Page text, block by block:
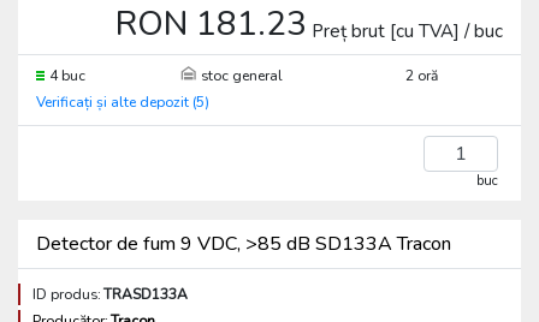
RON 181.23 Preț brut [cu TVA] / buc
4 buc stoc general
2 oră
Verificați și alte depozit (5)
buc
Detector de fum 9 VDC, >85 dB SD133A Tracon
ID produs:TRASD133A